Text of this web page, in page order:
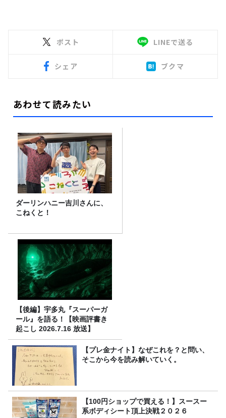
ポスト LINEで送る
シェア ブクマ
あわせて読みたい
ダーリンハニー吉川さんに、
こねくと！
【後編】宇多丸『スーパーガ
ール』を語る！【映画評書き
起こし 2026.7.16 放送】
【プレ金ナイト】なぜこれを？と問い、
そこから今を読み解いていく。
【100円ショップで買える！】スースー
系ボディシート頂上決戦２０２６